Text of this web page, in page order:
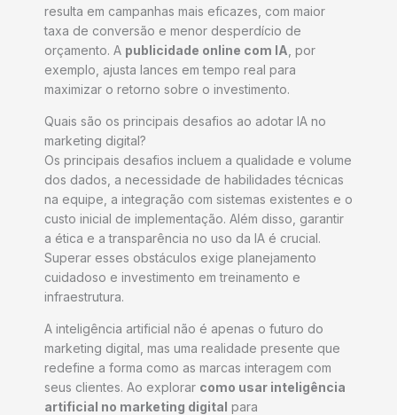
resulta em campanhas mais eficazes, com maior
taxa de conversão e menor desperdício de
orçamento. A publicidade online com IA , por
exemplo, ajusta lances em tempo real para
maximizar o retorno sobre o investimento.
Quais são os principais desafios ao adotar IA no
marketing digital?
Os principais desafios incluem a qualidade e volume
dos dados, a necessidade de habilidades técnicas
na equipe, a integração com sistemas existentes e o
custo inicial de implementação. Além disso, garantir
a ética e a transparência no uso da IA é crucial.
Superar esses obstáculos exige planejamento
cuidadoso e investimento em treinamento e
infraestrutura.
A inteligência artificial não é apenas o futuro do
marketing digital, mas uma realidade presente que
redefine a forma como as marcas interagem com
seus clientes. Ao explorar como usar inteligência
artificial no marketing digital para